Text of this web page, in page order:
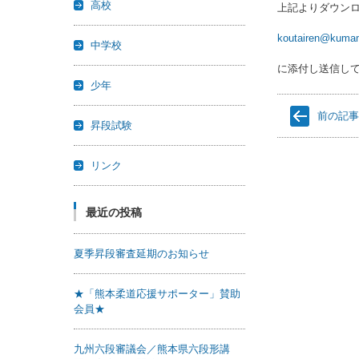
上記よりダウン
に添付し送信し
前の記事
高校
中学校
少年
昇段試験
リンク
最近の投稿
夏季昇段審査延期のお知らせ
★「熊本柔道応援サポーター」賛助
会員★
九州六段審議会／熊本県六段形講